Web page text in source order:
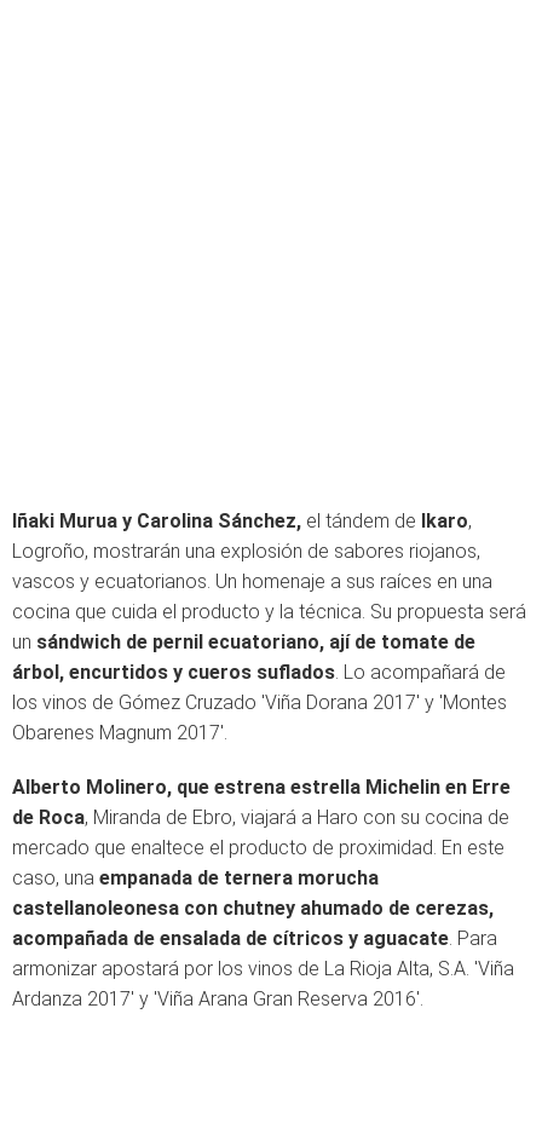
Iñaki Murua y Carolina Sánchez, el tándem de Ikaro,
Logroño, mostrarán una explosión de sabores riojanos,
vascos y ecuatorianos. Un homenaje a sus raíces en una
cocina que cuida el producto y la técnica. Su propuesta será
un sándwich de pernil ecuatoriano, ají de tomate de
árbol, encurtidos y cueros suflados. Lo acompañará de
los vinos de Gómez Cruzado 'Viña Dorana 2017' y 'Montes
Obarenes Magnum 2017'.
Alberto Molinero, que estrena estrella Michelin en Erre
de Roca, Miranda de Ebro, viajará a Haro con su cocina de
mercado que enaltece el producto de proximidad. En este
caso, una empanada de ternera morucha
castellanoleonesa con chutney ahumado de cerezas,
acompañada de ensalada de cítricos y aguacate. Para
armonizar apostará por los vinos de La Rioja Alta, S.A. 'Viña
Ardanza 2017' y 'Viña Arana Gran Reserva 2016'.